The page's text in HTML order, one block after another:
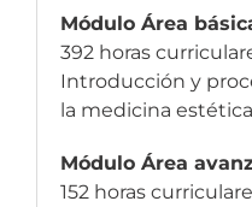
Módulo Área
392 horas
Introducción y
la medicina
Módulo Área
152 horas